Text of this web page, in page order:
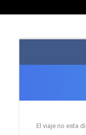
El viaje no esta